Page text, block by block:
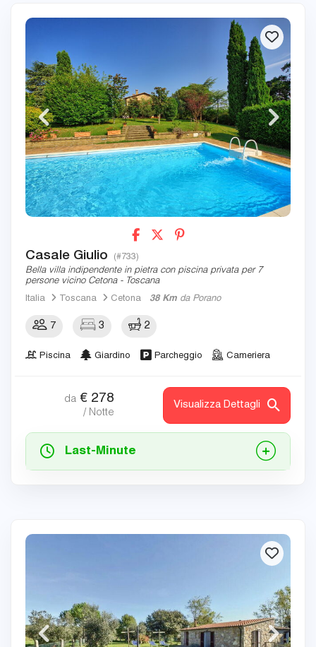
Casale Giulio (#733)
Bella villa indipendente in pietra con piscina privata per 7
persone vicino Cetona - Toscana
Italia
Toscana Cetona 38 Km da Porano
7 3 2
Piscina Giardino Parcheggio Cameriera
da € 278
/ Notte
Visualizza Dettagli
Last-Minute